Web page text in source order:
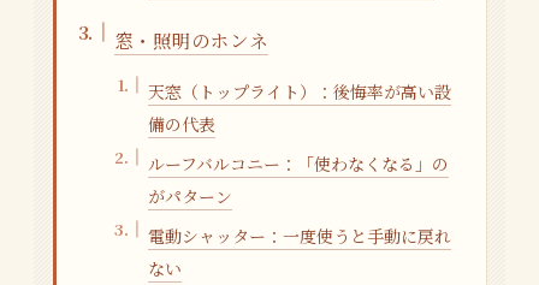
窓・照明のホンネ
天窓（トップライト）：後悔率が高い設
備の代表
ルーフバルコニー：「使わなくなる」の
がパターン
電動シャッター：一度使うと手動に戻れ
ない